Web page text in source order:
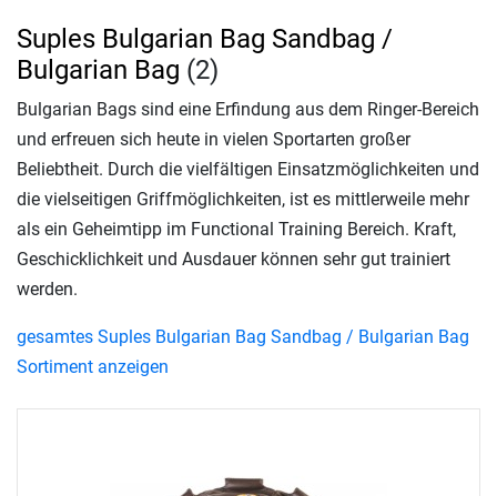
Suples Bulgarian Bag Sandbag /
Bulgarian Bag (2)
Bulgarian Bags sind eine Erfindung aus dem Ringer-Bereich
und erfreuen sich heute in vielen Sportarten großer
Beliebtheit. Durch die vielfältigen Einsatzmöglichkeiten und
die vielseitigen Griffmöglichkeiten, ist es mittlerweile mehr
als ein Geheimtipp im Functional Training Bereich. Kraft,
Geschicklichkeit und Ausdauer können sehr gut trainiert
werden.
gesamtes Suples Bulgarian Bag Sandbag / Bulgarian Bag
Sortiment anzeigen